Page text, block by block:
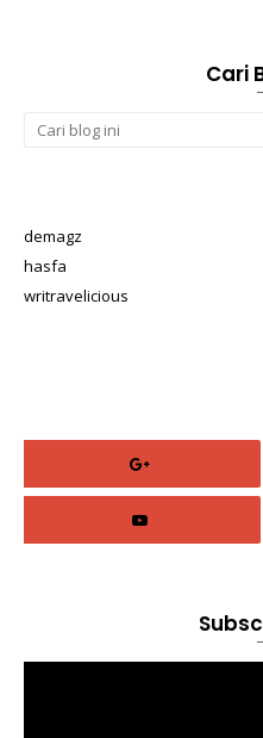
Cari
demagz
hasfa
writravelicious